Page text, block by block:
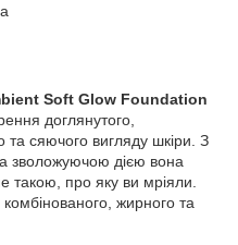
Soft Glow Foundation
доглянутого,
та сяючого вигляду шкіри. З
зволожуючою дією вона
такою, про яку ви мріяли.
комбінованого, жирного та